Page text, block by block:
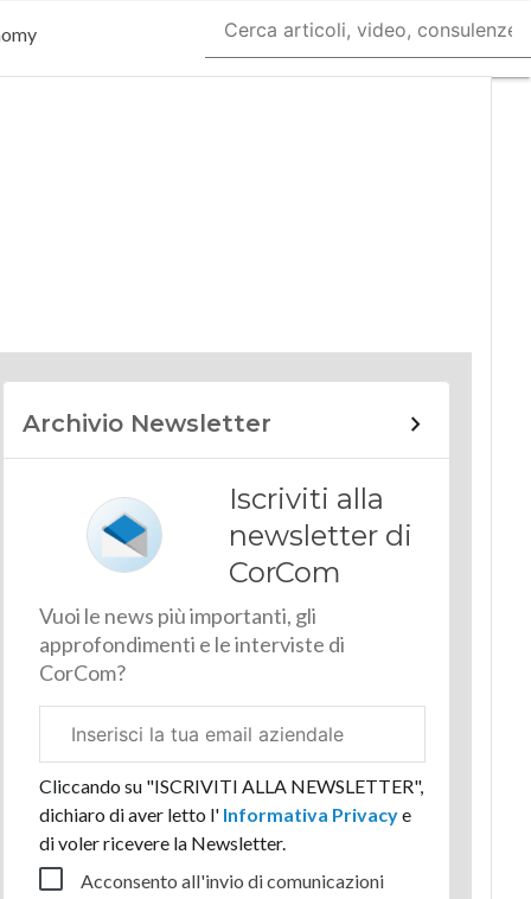
Archivio Newsletter
Iscriviti alla
newsletter di
CorCom
Vuoi le news più importanti, gli
approfondimenti e le interviste di
CorCom?
aziendale
Cliccando su "ISCRIVITI ALLA NEWSLETTER",
dichiaro di aver letto l'Informativa Privacye
di voler ricevere la Newsletter.
Acconsento all'invio di comunicazioni